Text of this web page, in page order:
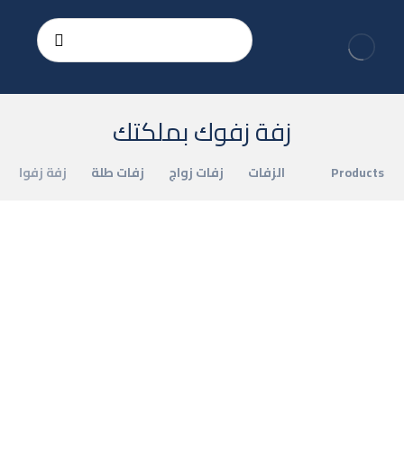
زفة زفوك بملكتك
Products الزفات زفات زواج زفات طلة زفة زفوك